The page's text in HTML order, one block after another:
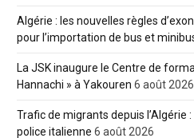
Algérie : les nouvelles règles
pour l’importation de bus et
La JSK inaugure le Centre de
Hannachi » à Yakouren 6 août 2026
Trafic de migrants depuis l’Algérie
police italienne 6 août 2026